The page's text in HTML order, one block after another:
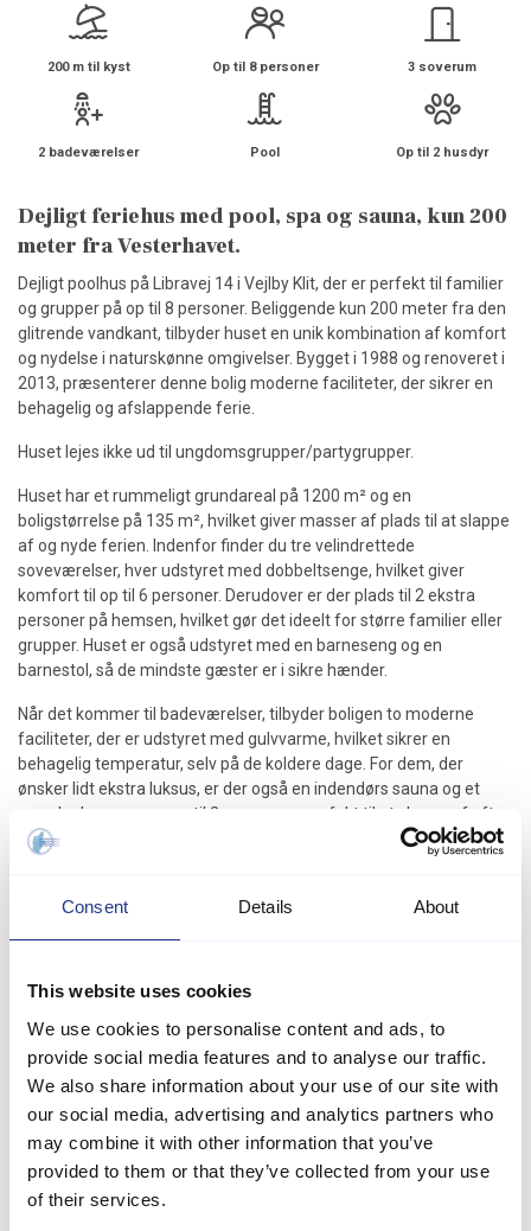
Consent Details About
This website uses cookies
We use cookies to personalise content and ads, to
provide social media features and to analyse our traffic.
We also share information about your use of our site with
our social media, advertising and analytics partners who
may combine it with other information that you’ve
provided to them or that they’ve collected from your use
of their services.
200 m til kyst Op til 8 personer 3 soverum
2 badeværelser Pool Op til 2 husdyr
Dejligt feriehus med pool, spa og sauna, kun 200
meter fra Vesterhavet.
Dejligt poolhus på Libravej 14 i Vejlby Klit, der er perfekt til familier
og grupper på op til 8 personer. Beliggende kun 200 meter fra den
glitrende vandkant, tilbyder huset en unik kombination af komfort
og nydelse i naturskønne omgivelser. Bygget i 1988 og renoveret i
2013, præsenterer denne bolig moderne faciliteter, der sikrer en
behagelig og afslappende ferie.
Huset lejes ikke ud til ungdomsgrupper/partygrupper.
Huset har et rummeligt grundareal på 1200 m² og en
boligstørrelse på 135 m², hvilket giver masser af plads til at slappe
af og nyde ferien. Indenfor finder du tre velindrettede
soveværelser, hver udstyret med dobbeltsenge, hvilket giver
komfort til op til 6 personer. Derudover er der plads til 2 ekstra
personer på hemsen, hvilket gør det ideelt for større familier eller
grupper. Huset er også udstyret med en barneseng og en
barnestol, så de mindste gæster er i sikre hænder.
Når det kommer til badeværelser, tilbyder boligen to moderne
faciliteter, der er udstyret med gulvvarme, hvilket sikrer en
behagelig temperatur, selv på de koldere dage. For dem, der
ønsker lidt ekstra luksus, er der også en indendørs sauna og et
spa, der kan rumme op til 2 personer - perfekt til at slappe af efter
en lang dag ved stranden eller på opdagelse i området.
du kan nyde måltider udendørs, samt en grill til at tilberede lækre
ferieoplevelse. Huset har også en brændeovn, elvarme og
Køkkenet er fuldt udstyret med moderne apparater, herunder
mikrobølgeovn, ovn, keramisk komfur, opvaskemaskine,
vaskemaskine og tørretumbler. Der er også et køleskab med
fryser på 60 liter, så du kan opbevare alle dine madvarer og
drikkevarer. Underholdning er også i fokus med et fjernsyn, der
tilbyder både dansk og tysk TV, samt trådløst internet, så du kan
holde forbindelsen med omverdenen.